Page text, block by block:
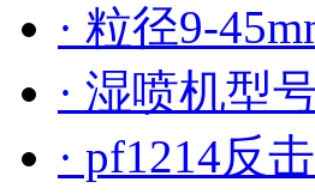
· 粒径9-
· 湿喷机型
· pf1214反